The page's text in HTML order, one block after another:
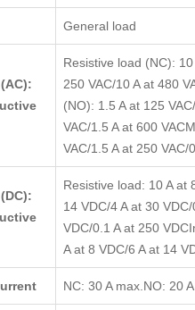
General load
Resistive load (NC):
250 VAC/10 A at 480
(NO): 1.5 A at 125
VAC/1.5 A at 600
VAC/1.5 A at 250 VAC/
Resistive load: 10 A at
14 VDC/4 A at 30
VDC/0.1 A at 250
A at 8 VDC/6 A at 14
NC: 30 A max.NO: 20 A